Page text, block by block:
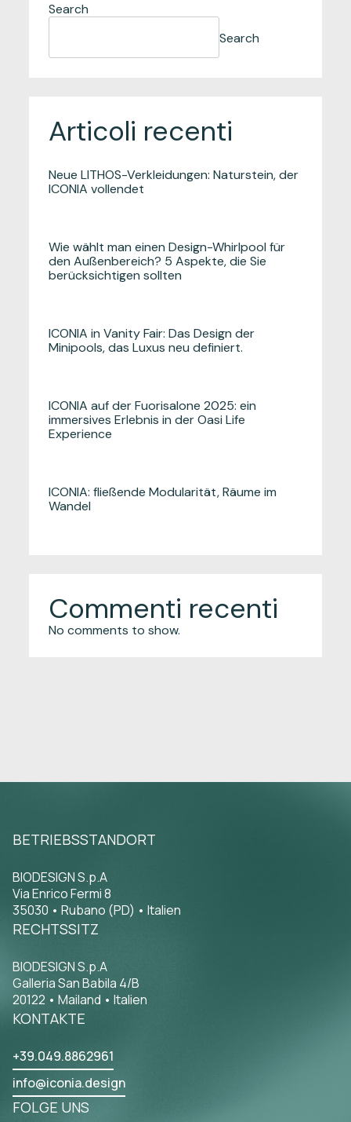
Search
Search
Articoli recenti
Neue LITHOS-Verkleidungen: Naturstein, der
ICONIA vollendet
Wie wählt man einen Design-Whirlpool für
den Außenbereich? 5 Aspekte, die Sie
berücksichtigen sollten
ICONIA in Vanity Fair: Das Design der
Minipools, das Luxus neu definiert.
ICONIA auf der Fuorisalone 2025: ein
immersives Erlebnis in der Oasi Life
Experience
ICONIA: fließende Modularität, Räume im
Wandel
Commenti recenti
No comments to show.
BETRIEBSSTANDORT
BIODESIGN S.p.A
Via Enrico Fermi 8
35030 • Rubano (PD) • Italien
RECHTSSITZ
BIODESIGN S.p.A
Galleria San Babila 4/B
20122 • Mailand • Italien
KONTAKTE
+39.049.8862961
info@iconia.design
FOLGE UNS